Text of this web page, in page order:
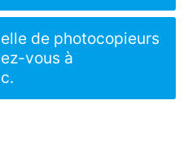
de photocopieurs
vous à